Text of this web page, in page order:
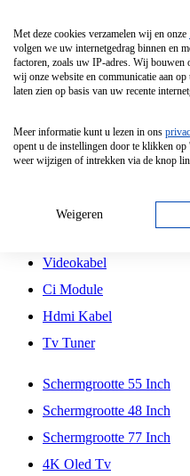
Schermgrootte 85 Inch
Schermgrootte 98 Inch
Tcl
Hd Led Tv
Antennekabel
Videokabel
Ci Module
Hdmi Kabel
Tv Tuner
Schermgrootte 55 Inch
Schermgrootte 48 Inch
Schermgrootte 77 Inch
4K Oled Tv
Met deze cookies verzamelen wij en onze
volgen we uw internetgedrag binnen en
factoren, zoals uw IP-adres. Wij
wij onze website en communicatie aan
laten zien op basis van uw recente
Meer informatie kunt u lezen in ons
opent u de instellingen door te klikken
weer wijzigen of intrekken via de knop
Weigeren